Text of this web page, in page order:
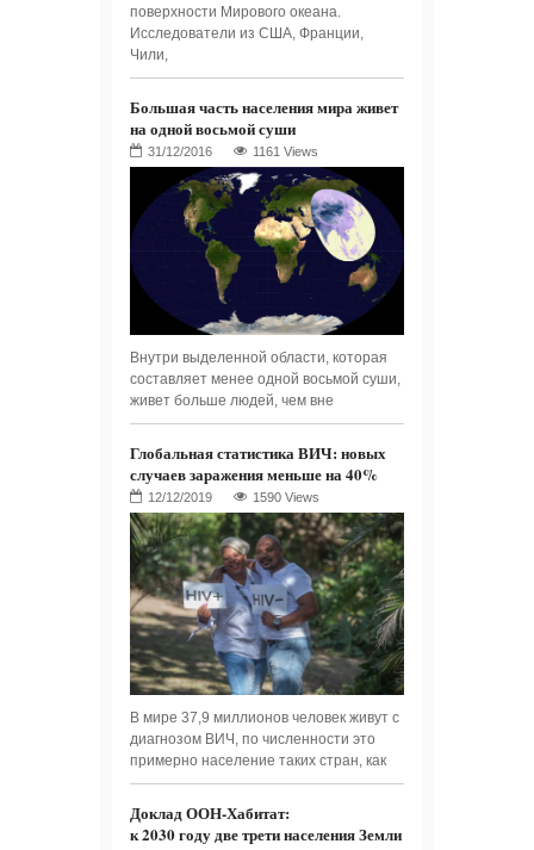
поверхности Мирового океана.
Исследователи из США, Франции,
Чили,
Большая часть населения мира живет
на одной восьмой суши
1161 Views
Внутри выделенной области, которая
составляет менее одной восьмой суши,
живет больше людей, чем вне
Глобальная статистика ВИЧ: новых
случаев заражения меньше на 40%
1590 Views
В мире 37,9 миллионов человек живут с
диагнозом ВИЧ, по численности это
примерно население таких стран, как
Доклад ООН-Хабитат:
к 2030 году две трети населения Земли